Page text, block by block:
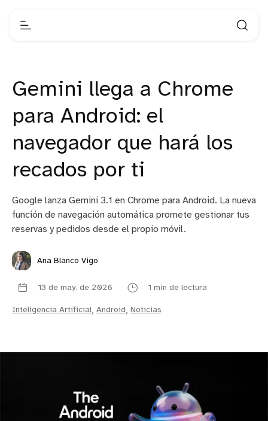
Gemini llega a Chrome
para Android: el
navegador que hará los
recados por ti
Google lanza Gemini 3.1 en Chrome para Android. La nueva
función de navegación automática promete gestionar tus
reservas y pedidos desde el propio móvil.
Ana Blanco Vigo
13 de may. de 2026 1 min de lectura
Inteligencia Artificial, Android, Noticias